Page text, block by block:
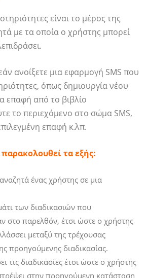
είναι το μέρος της
με τα οποία ο χρήστης μπορεί
ανοίξετε μια εφαρμογή SMS που
όπως δημιουργία νέου
επαφή από το βιβλίο
το περιεχόμενο στο σώμα SMS,
επαφή κ.λπ.
τα εξής:
ένας χρήστης σε μια
των διαδικασιών που
στο παρελθόν, έτσι ώστε ο χρήστης
μεταξύ της τρέχουσας
προηγούμενης διαδικασίας.
τις διαδικασίες έτσι ώστε ο χρήστης
στην προηγούμενη κατάσταση